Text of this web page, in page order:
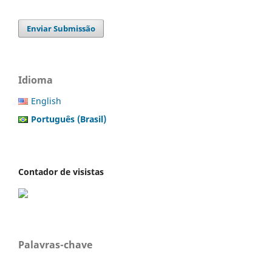
Enviar Submissão
Idioma
English
Português (Brasil)
Contador de visistas
Palavras-chave